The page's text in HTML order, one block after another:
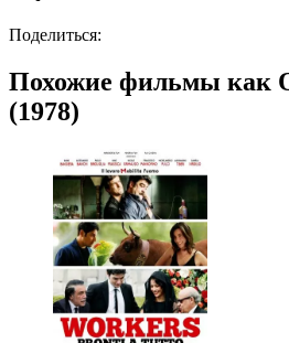
Поделиться:
Похожие фильмы как
(1978)